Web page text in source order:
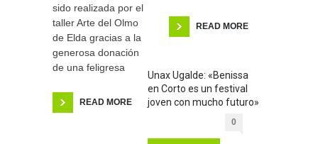
sido realizada por el
taller Arte del Olmo
de Elda gracias a la
generosa donación
de una feligresa
READ MORE
READ MORE
Unax Ugalde: «Benissa
en Corto es un festival
joven con mucho futuro»
0